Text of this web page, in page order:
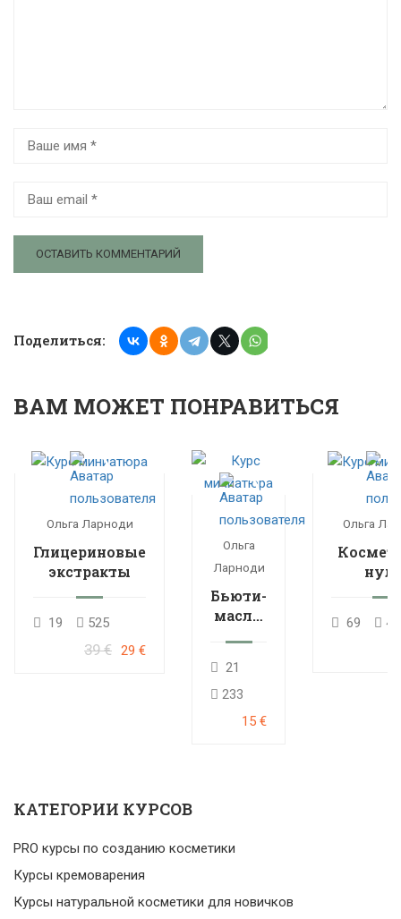
Поделиться:
ВАМ МОЖЕТ ПОНРАВИТЬСЯ
Ольга Ларноди
Глицериновые
экстракты
19 525
39 € 29 €
Ольга
Ларноди
Бьюти-
масла:
21
233
15 €
Ольга
69
КАТЕГОРИИ КУРСОВ
PRO курсы по созданию косметики
Курсы кремоварения
Курсы натуральной косметики для новичков